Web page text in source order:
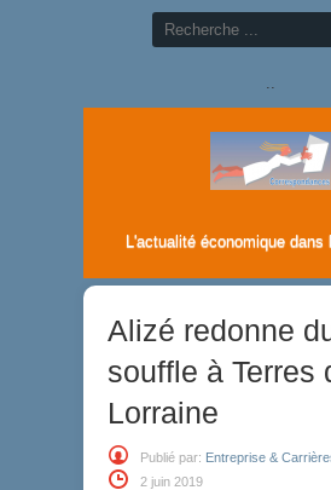
..
L'actualité économique dans
Alizé redonne
souffle à Terres
Lorraine
Publié par: Entreprise &
2 juin 2019